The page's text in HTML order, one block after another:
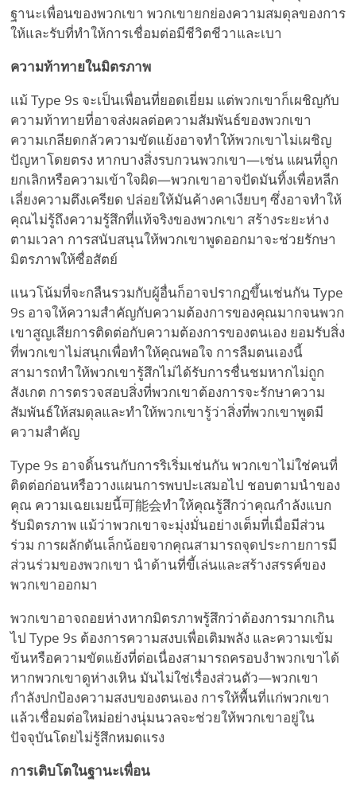
ฐานะเพื่อนของพวกเขา พวกเขายกย่องความสมดุลของการ
ให้และรับที่ทำให้การเชื่อมต่อมีชีวิตชีวาและเบา
ความท้าทายในมิตรภาพ
แม้ Type 9s จะเป็นเพื่อนที่ยอดเยี่ยม แต่พวกเขาก็เผชิญกับ
ความท้าทายที่อาจส่งผลต่อความสัมพันธ์ของพวกเขา
ความเกลียดกลัวความขัดแย้งอาจทำให้พวกเขาไม่เผชิญ
ปัญหาโดยตรง หากบางสิ่งรบกวนพวกเขา—เช่น แผนที่ถูก
ยกเลิกหรือความเข้าใจผิด—พวกเขาอาจปัดมันทิ้งเพื่อหลีก
เลี่ยงความตึงเครียด ปล่อยให้มันค้างคาเงียบๆ ซึ่งอาจทำให้
คุณไม่รู้ถึงความรู้สึกที่แท้จริงของพวกเขา สร้างระยะห่าง
ตามเวลา การสนับสนุนให้พวกเขาพูดออกมาจะช่วยรักษา
มิตรภาพให้ซื่อสัตย์
แนวโน้มที่จะกลืนรวมกับผู้อื่นก็อาจปรากฏขึ้นเช่นกัน Type
9s อาจให้ความสำคัญกับความต้องการของคุณมากจนพวก
เขาสูญเสียการติดต่อกับความต้องการของตนเอง ยอมรับสิ่ง
ที่พวกเขาไม่สนุกเพื่อทำให้คุณพอใจ การลืมตนเองนี้
สามารถทำให้พวกเขารู้สึกไม่ได้รับการชื่นชมหากไม่ถูก
สังเกต การตรวจสอบสิ่งที่พวกเขาต้องการจะรักษาความ
สัมพันธ์ให้สมดุลและทำให้พวกเขารู้ว่าสิ่งที่พวกเขาพูดมี
ความสำคัญ
Type 9s อาจดิ้นรนกับการริเริ่มเช่นกัน พวกเขาไม่ใช่คนที่
ติดต่อก่อนหรือวางแผนการพบปะเสมอไป ชอบตามนำของ
คุณ ความเฉยเมยนี้可能会ทำให้คุณรู้สึกว่าคุณกำลังแบก
รับมิตรภาพ แม้ว่าพวกเขาจะมุ่งมั่นอย่างเต็มที่เมื่อมีส่วน
ร่วม การผลักดันเล็กน้อยจากคุณสามารถจุดประกายการมี
ส่วนร่วมของพวกเขา นำด้านที่ขี้เล่นและสร้างสรรค์ของ
พวกเขาออกมา
พวกเขาอาจถอยห่างหากมิตรภาพรู้สึกว่าต้องการมากเกิน
ไป Type 9s ต้องการความสงบเพื่อเติมพลัง และความเข้ม
ข้นหรือความขัดแย้งที่ต่อเนื่องสามารถครอบงำพวกเขาได้
หากพวกเขาดูห่างเหิน มันไม่ใช่เรื่องส่วนตัว—พวกเขา
กำลังปกป้องความสงบของตนเอง การให้พื้นที่แก่พวกเขา
แล้วเชื่อมต่อใหม่อย่างนุ่มนวลจะช่วยให้พวกเขาอยู่ใน
ปัจจุบันโดยไม่รู้สึกหมดแรง
การเติบโตในฐานะเพื่อน